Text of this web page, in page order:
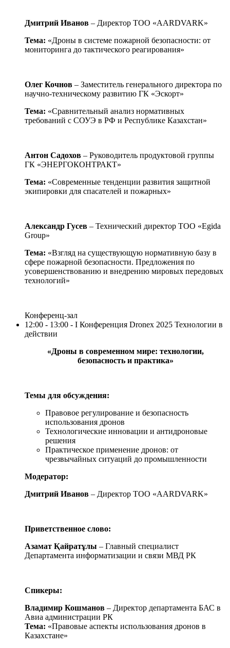
Дмитрий Иванов – Директор ТОО «AARDVARK»
Тема: «Дроны в системе пожарной безопасности: от
мониторинга до тактического реагирования»
Олег Кочнов – Заместитель генерального директора по
научно-техническому развитию ГК «Эскорт»
Тема: «Сравнительный анализ нормативных
требований с СОУЭ в РФ и Республике Казахстан»
Антон Садохов – Руководитель продуктовой группы
ГК «ЭНЕРГОКОНТРАКТ»
Тема: «Современные тенденции развития защитной
экипировки для спасателей и пожарных»
Александр Гусев – Технический директор ТОО «Egida
Group»
Тема: «Взгляд на существующую нормативную базу в
сфере пожарной безопасности. Предложения по
усовершенствованию и внедрению мировых передовых
технологий»
Конференц-зал
12:00 - 13:00 - I Конференция Dronex 2025 Технологии в
действии
«Дроны в современном мире: технологии,
безопасность и практика»
Темы для обсуждения:
Правовое регулирование и безопасность
использования дронов
Технологические инновации и антидроновые
решения
Практическое применение дронов: от
чрезвычайных ситуаций до промышленности
Модератор:
Дмитрий Иванов – Директор ТОО «AARDVARK»
Приветственное слово:
Азамат Қайратұлы – Главный специалист
Департамента информатизации и связи МВД РК
Спикеры:
Владимир Кошманов – Директор департамента БАС в
Авиа администрации РК
Тема: «Правовые аспекты использования дронов в
Казахстане»